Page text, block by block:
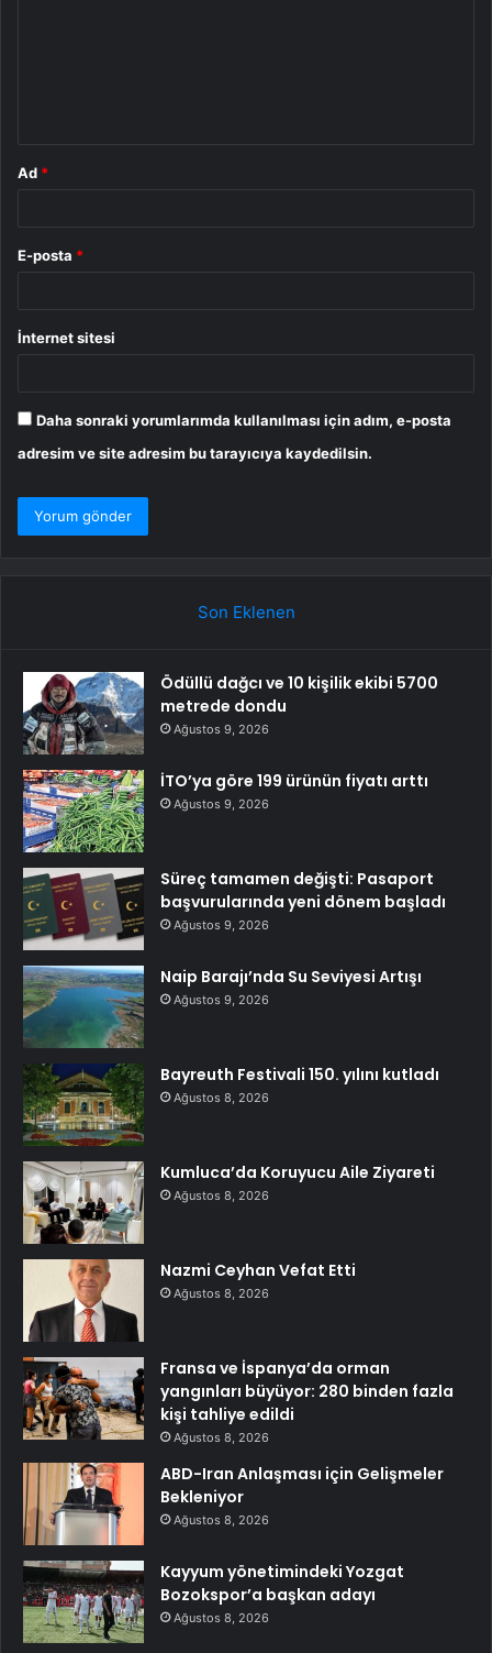
Ad *
E-posta *
İnternet sitesi
Daha sonraki yorumlarımda kullanılması için adım, e-posta
adresim ve site adresim bu tarayıcıya kaydedilsin.
Son Eklenen
Ödüllü dağcı ve 10 kişilik ekibi 5700
metrede dondu
Ağustos 9, 2026
İTO’ya göre 199 ürünün fiyatı arttı
Ağustos 9, 2026
Süreç tamamen değişti: Pasaport
başvurularında yeni dönem başladı
Ağustos 9, 2026
Naip Barajı’nda Su Seviyesi Artışı
Ağustos 9, 2026
Bayreuth Festivali 150. yılını kutladı
Ağustos 8, 2026
Kumluca’da Koruyucu Aile Ziyareti
Ağustos 8, 2026
Nazmi Ceyhan Vefat Etti
Ağustos 8, 2026
Fransa ve İspanya’da orman
yangınları büyüyor: 280 binden fazla
kişi tahliye edildi
Ağustos 8, 2026
ABD-Iran Anlaşması için Gelişmeler
Bekleniyor
Ağustos 8, 2026
Kayyum yönetimindeki Yozgat
Bozokspor’a başkan adayı
Ağustos 8, 2026